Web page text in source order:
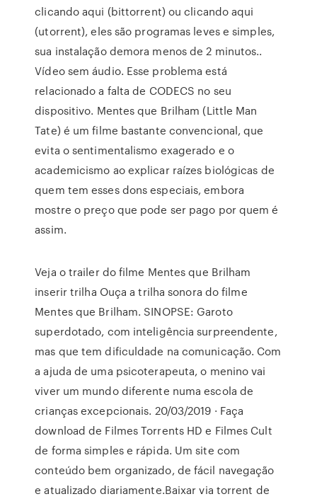
clicando aqui (bittorrent) ou clicando aqui
(utorrent), eles são programas leves e simples,
sua instalação demora menos de 2 minutos..
Vídeo sem áudio. Esse problema está
relacionado a falta de CODECS no seu
dispositivo. Mentes que Brilham (Little Man
Tate) é um filme bastante convencional, que
evita o sentimentalismo exagerado e o
academicismo ao explicar raízes biológicas de
quem tem esses dons especiais, embora
mostre o preço que pode ser pago por quem é
assim.
Veja o trailer do filme Mentes que Brilham
inserir trilha Ouça a trilha sonora do filme
Mentes que Brilham. SINOPSE: Garoto
superdotado, com inteligência surpreendente,
mas que tem dificuldade na comunicação. Com
a ajuda de uma psicoterapeuta, o menino vai
viver um mundo diferente numa escola de
crianças excepcionais. 20/03/2019 · Faça
download de Filmes Torrents HD e Filmes Cult
de forma simples e rápida. Um site com
conteúdo bem organizado, de fácil navegação
e atualizado diariamente.Baixar via torrent de